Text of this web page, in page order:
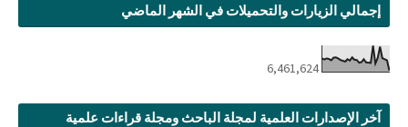
إجمالي الزيارات والتحميلات في الشهر الماضي
6,461,624
آخر الإصدارات العلمية لمجلة الباحث ومجلة قراءات علمية